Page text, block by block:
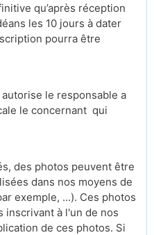
qu’après réception
les 10 jours à dater
pourra être
le responsable a
le concernant qui
des photos peuvent être
dans nos moyens de
exemple, ...). Ces photos
inscrivant à l'un de nos
de ces photos. Si